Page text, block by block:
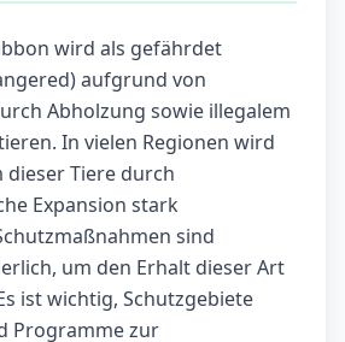
wird als gefährdet
aufgrund von
Abholzung sowie illegalem
In vielen Regionen wird
dieser Tiere durch
Expansion stark
sind
um den Erhalt dieser Art
ist wichtig, Schutzgebiete
Programme zur